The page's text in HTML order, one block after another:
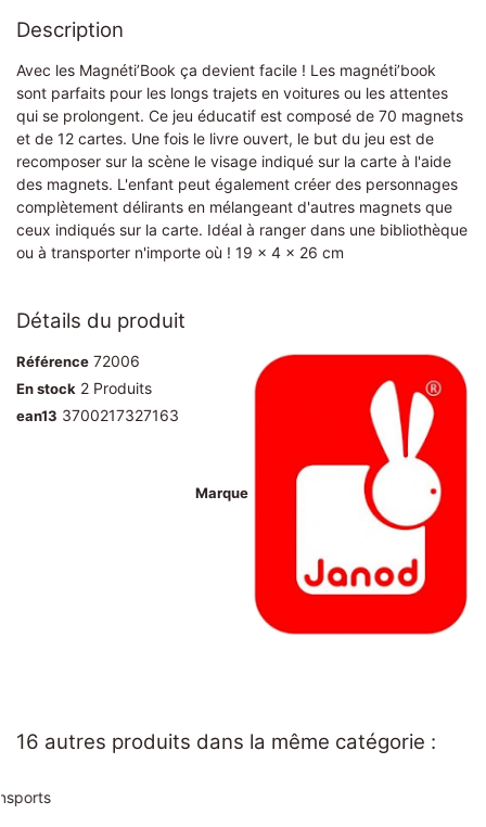
Description
Avec les Magnéti’Book ça devient facile ! Les magnéti’book
sont parfaits pour les longs trajets en voitures ou les attentes
qui se prolongent. Ce jeu éducatif est composé de 70 magnets
et de 12 cartes. Une fois le livre ouvert, le but du jeu est de
recomposer sur la scène le visage indiqué sur la carte à l'aide
des magnets. L'enfant peut également créer des personnages
complètement délirants en mélangeant d'autres magnets que
ceux indiqués sur la carte. Idéal à ranger dans une bibliothèque
ou à transporter n'importe où ! 19 x 4 x 26 cm
Détails du produit
Marque
Référence 72006
En stock 2 Produits
ean13 3700217327163
16 autres produits dans la même catégorie :